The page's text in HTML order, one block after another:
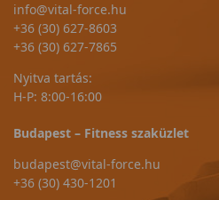
info@vital-force.hu
+36 (30) 627-8603
+36 (30) 627-7865
Nyitva tartás:
H-P: 8:00-16:00
Budapest – Fitness szaküzlet
budapest@vital-force.hu
+36 (30) 430-1201